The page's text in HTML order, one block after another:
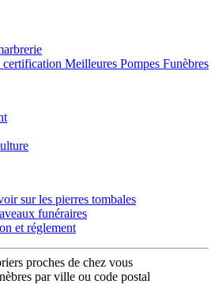
Meilleures Pompes Funèbres
sur les pierres tombales
funéraires
et réglement
proches de chez vous
par ville ou code postal